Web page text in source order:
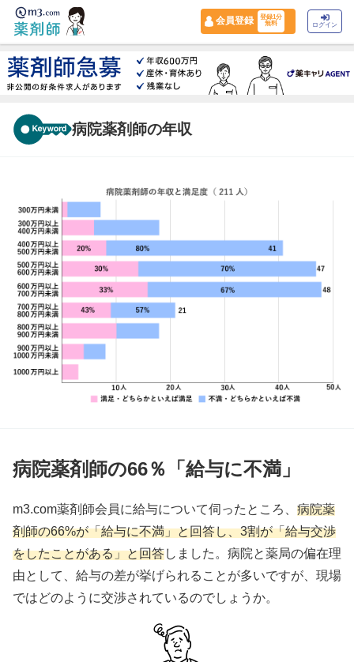
会員登録
登録1分
無料
ログイン
病院薬剤師の年収
病院薬剤師の66％「給与に不満」
m3.com薬剤師会員に給与について伺ったところ、 病院薬
剤師の66%が「給与に不満」と回答し、3割が「給与交渉
をしたことがある」と回答しました。病院と薬局の偏在理
由として、給与の差が挙げられることが多いですが、現場
ではどのように交渉されているのでしょうか。